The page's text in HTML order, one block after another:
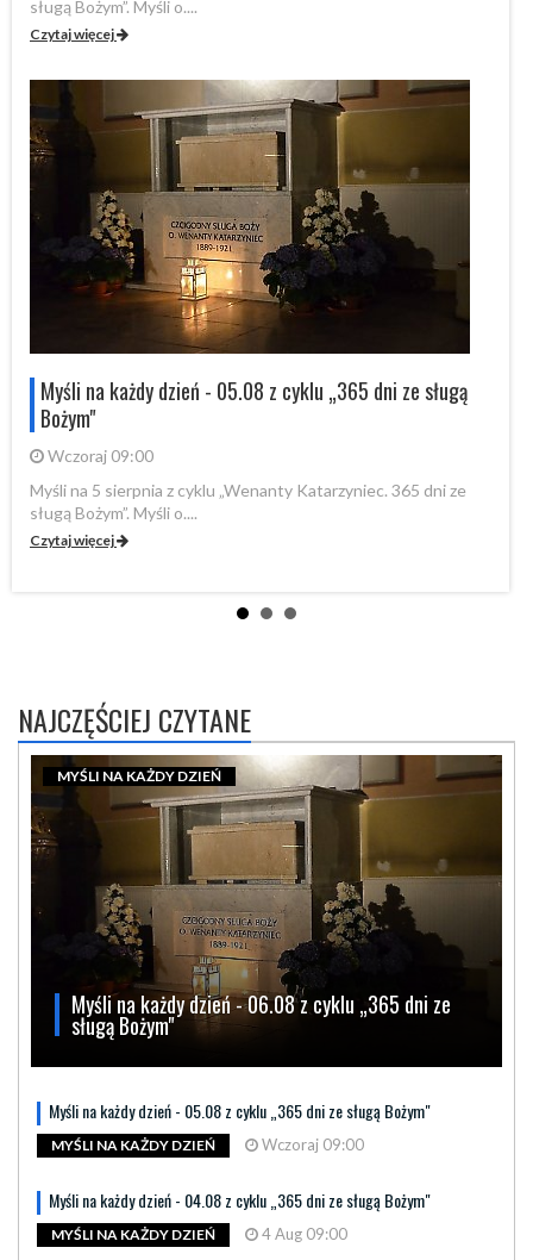
sługą Bożym”. Myśli o....
Czytaj więcej
Myśli na każdy dzień - 05.08 z cyklu „365 dni ze sługą
Bożym"
Wczoraj 09:00
Myśli na 5 sierpnia z cyklu „Wenanty Katarzyniec. 365 dni ze
sługą Bożym”. Myśli o....
Czytaj więcej
NAJCZĘŚCIEJ CZYTANE
Myśli na każdy dzień - 06.08 z cyklu „365 dni ze
sługą Bożym"
MYŚLI NA KAŻDY DZIEŃ
Myśli na każdy dzień - 05.08 z cyklu „365 dni ze sługą Bożym"
MYŚLI NA KAŻDY DZIEŃ Wczoraj 09:00
Myśli na każdy dzień - 04.08 z cyklu „365 dni ze sługą Bożym"
MYŚLI NA KAŻDY DZIEŃ 4 Aug 09:00